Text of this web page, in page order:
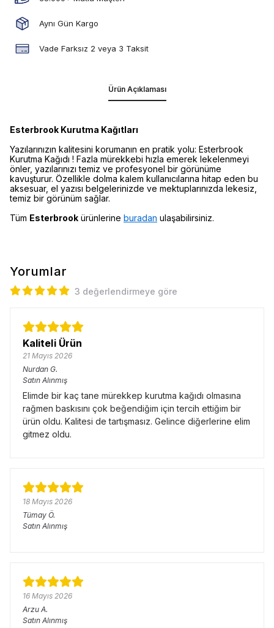
Aynı Gün Kargo
Vade Farksız 2 veya 3 Taksit
Ürün Açıklaması
Esterbrook Kurutma Kağıtları
Yazılarınızın kalitesini korumanın en pratik yolu: Esterbrook
Kurutma Kağıdı ! Fazla mürekkebi hızla emerek lekelenmeyi
önler, yazılarınızı temiz ve profesyonel bir görünüme
kavuşturur. Özellikle dolma kalem kullanıcılarına hitap eden bu
aksesuar, el yazısı belgelerinizde ve mektuplarınızda lekesiz,
temiz bir görünüm sağlar.
Tüm Esterbrook ürünlerine buradan ulaşabilirsiniz.
Yorumlar
3 değerlendirmeye göre
Kaliteli Ürün
21 Mayıs 2026
Nurdan G.
Satın Alınmış
Elimde bir kaç tane mürekkep kurutma kağıdı olmasına
rağmen baskısını çok beğendiğim için tercih ettiğim bir
ürün oldu. Kalitesi de tartışmasız. Gelince diğerlerine elim
gitmez oldu.
18 Mayıs 2026
Tümay Ö.
Satın Alınmış
16 Mayıs 2026
Arzu A.
Satın Alınmış